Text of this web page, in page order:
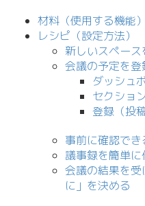
材料（使用する機能）
レシピ（設定方法）
新しいスペース
会議の予定を
ダッシュ
セクショ
登録（投
事前に確認で
議事録を簡単
会議の結果を
に」を決める